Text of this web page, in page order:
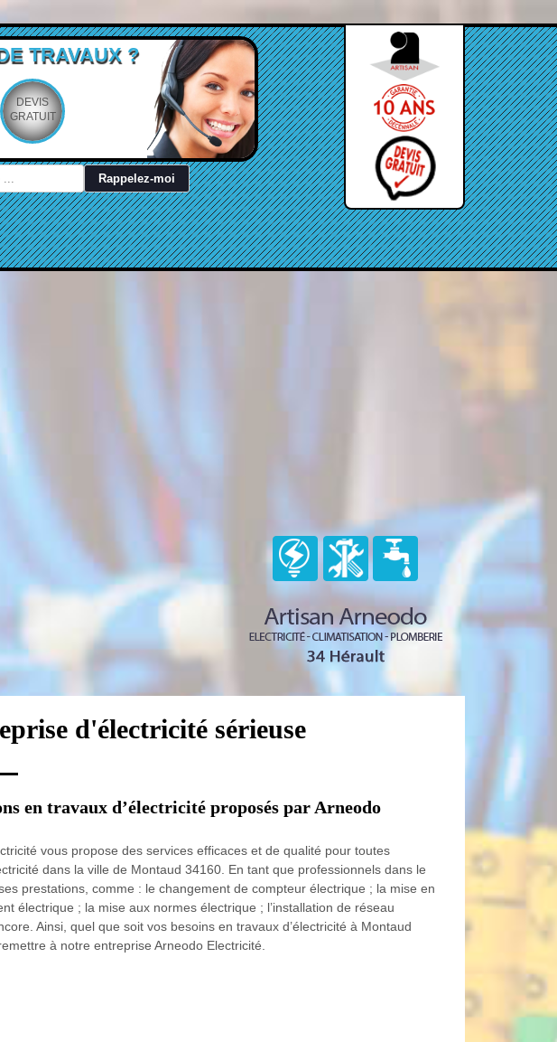
TRAVAUX ?
DEVIS
GRATUIT
d'électricité sérieuse
en travaux d’électricité proposés par Arneodo
vous propose des services efficaces et de qualité pour toutes
dans la ville de Montaud 34160. En tant que professionnels dans le
prestations, comme : le changement de compteur électrique ; la mise en
électrique ; la mise aux normes électrique ; l’installation de réseau
Ainsi, quel que soit vos besoins en travaux d’électricité à Montaud
à notre entreprise Arneodo Electricité.